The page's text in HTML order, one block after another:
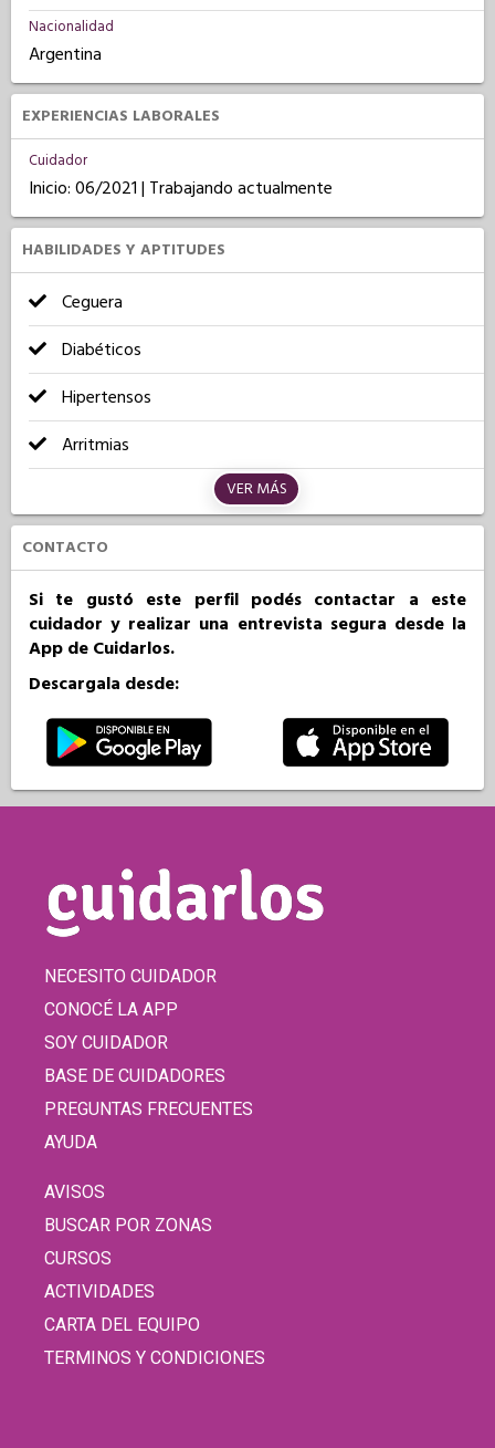
Nacionalidad
Argentina
EXPERIENCIAS LABORALES
Cuidador
Inicio: 06/2021 | Trabajando actualmente
HABILIDADES Y APTITUDES
Ceguera
Diabéticos
Hipertensos
Arritmias
VER MÁS
CONTACTO
Si te gustó este perfil podés contactar a este
cuidador y realizar una entrevista segura desde la
App de Cuidarlos.
Descargala desde:
NECESITO CUIDADOR
CONOCÉ LA APP
SOY CUIDADOR
BASE DE CUIDADORES
PREGUNTAS FRECUENTES
AYUDA
AVISOS
BUSCAR POR ZONAS
CURSOS
ACTIVIDADES
CARTA DEL EQUIPO
TERMINOS Y CONDICIONES